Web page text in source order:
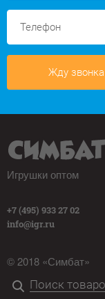
Жду звонка
Игрушки оптом
+7 (495) 933 27 02
info@igr.ru
© 2018 «Симбат»